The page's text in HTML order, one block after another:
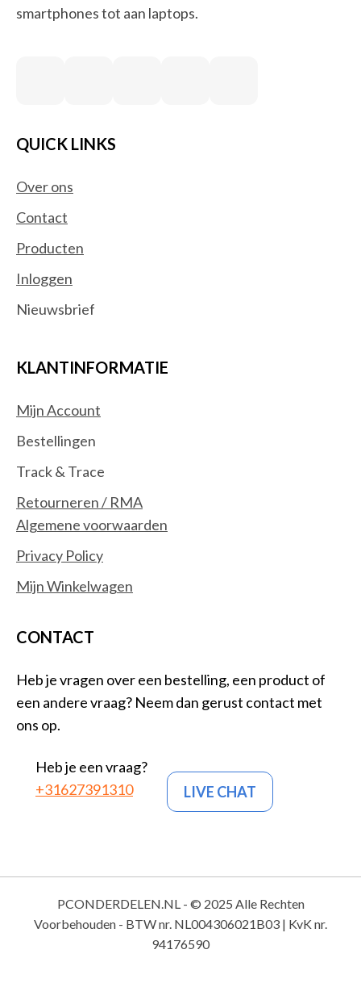
smartphones tot aan laptops.
QUICK LINKS
Over ons
Contact
Producten
Inloggen
Nieuwsbrief
KLANTINFORMATIE
Mijn Account
Bestellingen
Track & Trace
Retourneren / RMA
Algemene voorwaarden
Privacy Policy
Mijn Winkelwagen
CONTACT
Heb je vragen over een bestelling, een product of
een andere vraag? Neem dan gerust contact met
ons op.
Heb je een vraag?
+31627391310
LIVE CHAT
PCONDERDELEN.NL - © 2025 Alle Rechten
Voorbehouden - BTW nr. NL004306021B03 | KvK nr.
94176590